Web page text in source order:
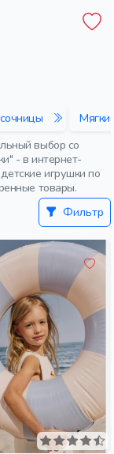
выбор со
- в интернет-
игрушки по
товары.
Фильтр